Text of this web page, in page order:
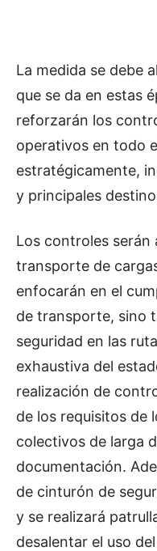
La medida se debe
que se da en estas
reforzarán los
operativos en todo
estratégicamente,
y principales
Los controles serán
transporte de
enfocarán en el
de transporte, sino
seguridad en las
exhaustiva del
realización de
de los requisitos de
colectivos de larga
documentación.
de cinturón de
y se realizará
desalentar el uso